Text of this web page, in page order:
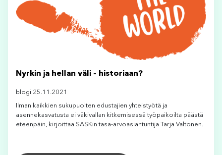
Nyrkin ja hellan väli – historiaan?
blogi 25.11.2021
Ilman kaikkien sukupuolten edustajien yhteistyötä ja
asennekasvatusta ei väkivallan kitkemisessä työpaikoilta päästä
eteenpäin, kirjoittaa SASKin tasa-arvoasiantuntija Tarja Valtonen.